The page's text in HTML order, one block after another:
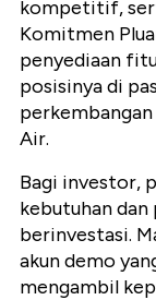
kompetitif,
Komitmen
penyediaan
posisinya di
Air.
Bagi investor,
kebutuhan
berinvestasi.
akun demo
mengambil